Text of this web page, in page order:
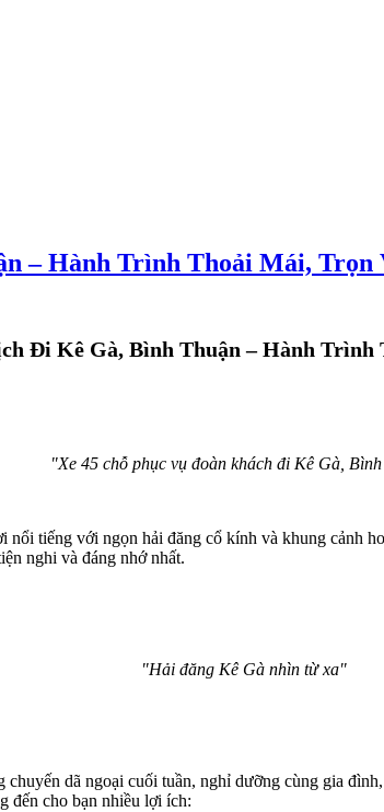
– Hành Trình Thoải Mái, Trọn
Đi Kê Gà, Bình Thuận – Hành
"Xe 45 chỗ phục vụ đoàn khách đi Kê Gà,
tiếng với ngọn hải đăng cổ kính và khung cảnh
nghi và đáng nhớ nhất.
"Hải đăng Kê Gà nhìn từ xa"
dã ngoại cuối tuần, nghỉ dưỡng cùng gia
đến cho bạn nhiều lợi ích: